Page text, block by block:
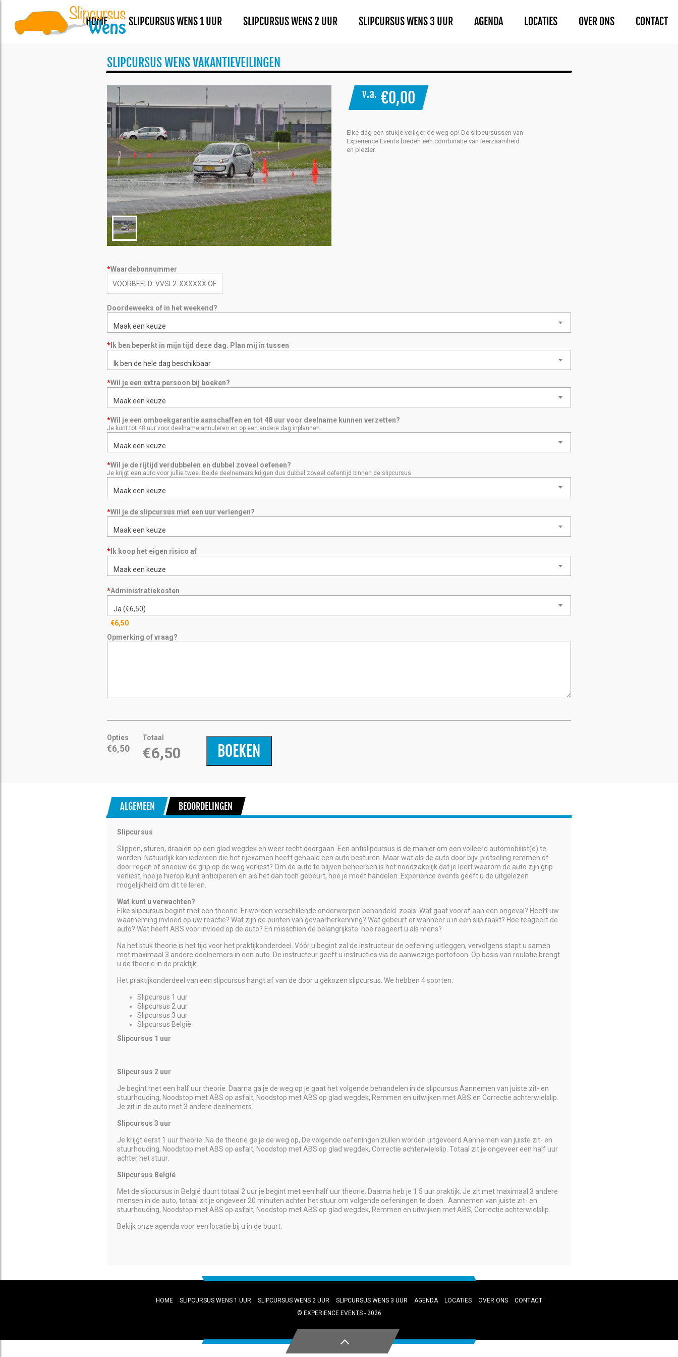
HOME SLIPCURSUS WENS 1 UUR SLIPCURSUS WENS 2 UUR SLIPCURSUS WENS 3 UUR AGENDA LOCATIES OVER ONS CONTACT
SLIPCURSUS WENS VAKANTIEVEILINGEN
v.a. €0,00
Elke dag een stukje veiliger de weg op! De slipcursussen van
Experience Events bieden een combinatie van leerzaamheid
en plezier.
*Waardebonnummer
Doordeweeks of in het weekend?
Maak een keuze
* Ik ben beperkt in mijn tijd deze dag. Plan mij in tussen
Ik ben de hele dag beschikbaar
*Wil je een extra persoon bij boeken?
Maak een keuze
*Wil je een omboekgarantie aanschaffen en tot 48 uur voor deelname kunnen verzetten?
Je kunt tot 48 uur voor deelname annuleren en op een andere dag inplannen.
Maak een keuze
*Wil je de rijtijd verdubbelen en dubbel zoveel oefenen?
Je krijgt een auto voor jullie twee. Beide deelnemers krijgen dus dubbel zoveel oefentijd binnen de slipcursus
Maak een keuze
*Wil je de slipcursus met een uur verlengen?
Maak een keuze
* Ik koop het eigen risico af
Maak een keuze
*Administratiekosten
Ja (€6,50)
€6,50
Opmerking of vraag?
Opties
€6,50
Totaal
€6,50 BOEKEN
ALGEMEEN BEOORDELINGEN
Slipcursus
Slippen, sturen, draaien op een glad wegdek en weer recht doorgaan. Een antislipcursus is de manier om een volleerd automobilist(e) te
worden. Natuurlijk kan iedereen die het rijexamen heeft gehaald een auto besturen. Maar wat als de auto door bijv. plotseling remmen of
door regen of sneeuw de grip op de weg verliest? Om de auto te blijven beheersen is het noodzakelijk dat je leert waarom de auto zijn grip
verliest, hoe je hierop kunt anticiperen en als het dan toch gebeurt, hoe je moet handelen. Experience events geeft u de uitgelezen
mogelijkheid om dit te leren.
Wat kunt u verwachten?
Elke slipcursus begint met een theorie. Er worden verschillende onderwerpen behandeld. zoals: Wat gaat vooraf aan een ongeval? Heeft uw
waarneming invloed op uw reactie? Wat zijn de punten van gevaarherkenning? Wat gebeurt er wanneer u in een slip raakt? Hoe reageert de
auto? Wat heeft ABS voor invloed op de auto? En misschien de belangrijkste: hoe reageert u als mens?
Na het stuk theorie is het tijd voor het praktijkonderdeel. Vóór u begint zal de instructeur de oefening uitleggen, vervolgens stapt u samen
met maximaal 3 andere deelnemers in een auto. De instructeur geeft u instructies via de aanwezige portofoon. Op basis van roulatie brengt
u de theorie in de praktijk.
Het praktijkonderdeel van een slipcursus hangt af van de door u gekozen slipcursus. We hebben 4 soorten:
Slipcursus 1 uur
Slipcursus 2 uur
Slipcursus 3 uur
Slipcursus België
Slipcursus 1 uur
Slipcursus 2 uur
Je begint met een half uur theorie. Daarna ga je de weg op je gaat het volgende behandelen in de slipcursus Aannemen van juiste zit- en
stuurhouding, Noodstop met ABS op asfalt, Noodstop met ABS op glad wegdek, Remmen en uitwijken met ABS en Correctie achterwielslip.
Je zit in de auto met 3 andere deelnemers.
Slipcursus 3 uur
Je krijgt eerst 1 uur theorie. Na de theorie ge je de weg op, De volgende oefeningen zullen worden uitgevoerd Aannemen van juiste zit- en
stuurhouding, Noodstop met ABS op asfalt, Noodstop met ABS op glad wegdek, Correctie achterwielslip. Totaal zit je ongeveer een half uur
achter het stuur.
Slipcursus België
Met de slipcursus in België duurt totaal 2 uur je begint met een half uur theorie. Daarna heb je 1.5 uur praktijk. Je zit met maximaal 3 andere
mensen in de auto, totaal zit je ongeveer 20 minuten achter het stuur om volgende oefeningen te doen. Aannemen van juiste zit- en
stuurhouding, Noodstop met ABS op asfalt, Noodstop met ABS op glad wegdek, Remmen en uitwijken met ABS, Correctie achterwielslip.
Bekijk onze agenda voor een locatie bij u in de buurt.
HOME SLIPCURSUS WENS 1 UUR SLIPCURSUS WENS 2 UUR SLIPCURSUS WENS 3 UUR AGENDA LOCATIES OVER ONS
CONTACT
© EXPERIENCE EVENTS - 2026